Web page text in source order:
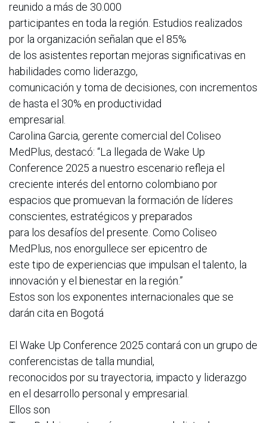
reunido a más de 30.000
participantes en toda la región. Estudios realizados
por la organización señalan que el 85%
de los asistentes reportan mejoras significativas en
habilidades como liderazgo,
comunicación y toma de decisiones, con incrementos
de hasta el 30% en productividad
empresarial.
Carolina Garcia, gerente comercial del Coliseo
MedPlus, destacó: “La llegada de Wake Up
Conference 2025 a nuestro escenario refleja el
creciente interés del entorno colombiano por
espacios que promuevan la formación de líderes
conscientes, estratégicos y preparados
para los desafíos del presente. Como Coliseo
MedPlus, nos enorgullece ser epicentro de
este tipo de experiencias que impulsan el talento, la
innovación y el bienestar en la región.”
Estos son los exponentes internacionales que se
darán cita en Bogotá
El Wake Up Conference 2025 contará con un grupo de
conferencistas de talla mundial,
reconocidos por su trayectoria, impacto y liderazgo
en el desarrollo personal y empresarial.
Ellos son